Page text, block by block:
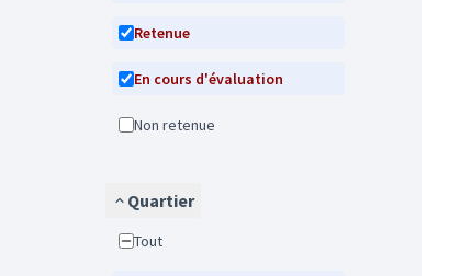
Retenue
En cours d'évaluation
Non retenue
Quartier
Tout